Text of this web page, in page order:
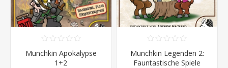
Munchkin Apokalypse
1+2
Munchkin Legenden 2:
Fauntastische Spiele